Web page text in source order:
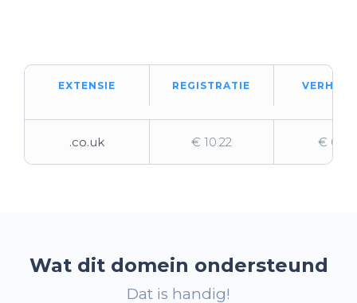
EXTENSIE REGISTRATIE
.co.uk € 10.22 € 0.92
Wat dit domein ondersteund
Dat is handig!